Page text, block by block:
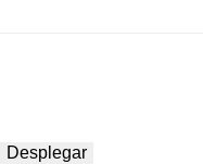
Desplegar